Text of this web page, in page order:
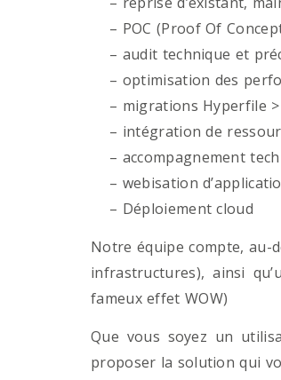
– POC (Proof Of
– audit technique et
– optimisation des
– migrations Hyperfile >
– intégration de
– accompagnement
– webisation
– Déploiement cloud
Notre équipe compte, au-
infrastructures), ainsi
fameux effet WOW)
Que vous soyez un
proposer la solution qui